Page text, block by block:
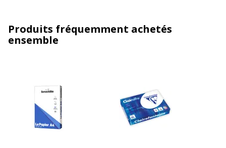
Produits fréquemment achetés
ensemble